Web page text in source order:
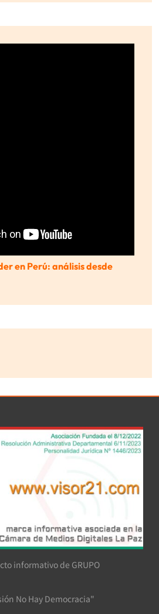
en Perú: análisis desde
informativo de GRUPO
No Hay Democracia"